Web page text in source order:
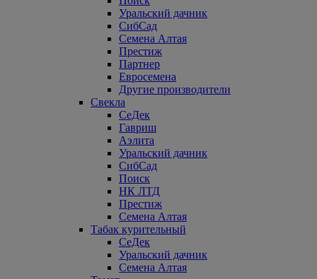
Уральский дачник
СибСад
Семена Алтая
Престиж
Партнер
Евросемена
Другие производители
Свекла
СеДек
Гавриш
Аэлита
Уральский дачник
СибСад
Поиск
НК ЛТД
Престиж
Семена Алтая
Табак курительный
СеДек
Уральский дачник
Семена Алтая